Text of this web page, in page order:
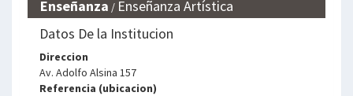
Enseñanza / Enseñanza Artística
Datos De la Institucion
Direccion
Av. Adolfo Alsina 157
Referencia (ubicacion)